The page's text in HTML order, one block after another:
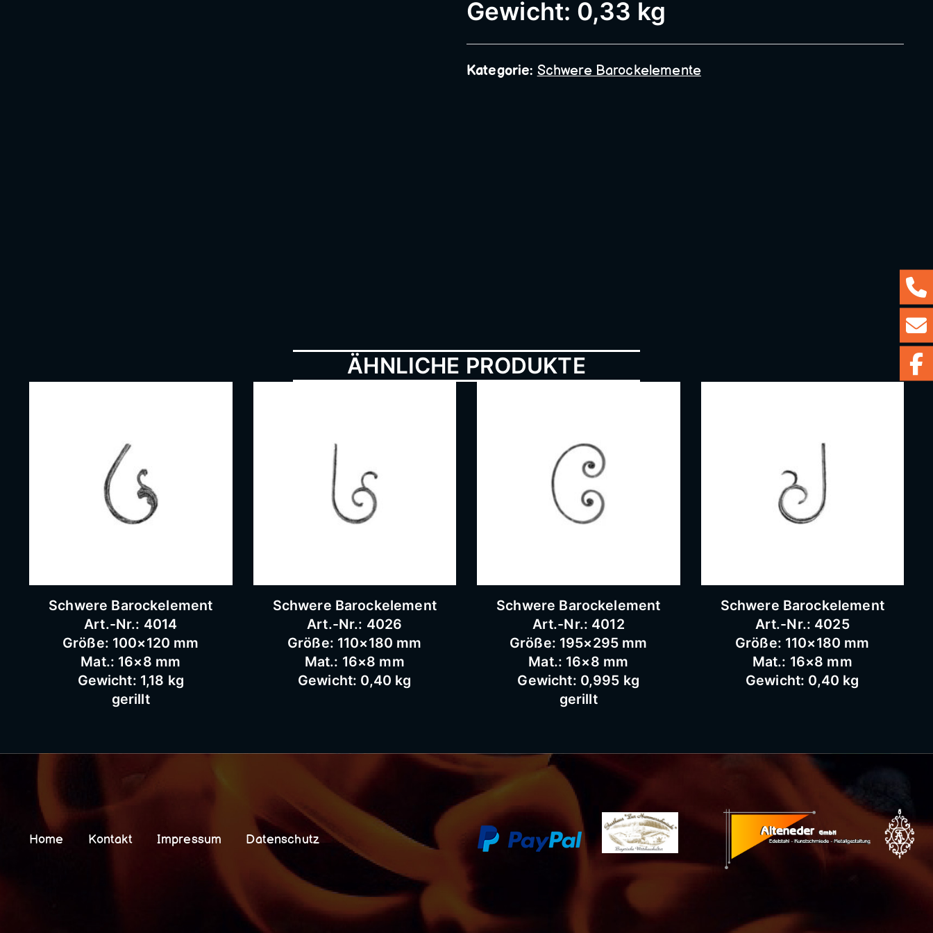
Bauschlosserei
Gewicht: 0,33 kg
Kategorie: Schwere Barockelemente
ÄHNLICHE PRODUKTE
Schwere Barockelement
Art.-Nr.: 4014
Größe: 100×120 mm
Mat.: 16×8 mm
Gewicht: 1,18 kg
gerillt
Schwere Barockelement
Art.-Nr.: 4026
Größe: 110×180 mm
Mat.: 16×8 mm
Gewicht: 0,40 kg
Schwere Barockelement
Art.-Nr.: 4012
Größe: 195×295 mm
Mat.: 16×8 mm
Gewicht: 0,995 kg
gerillt
Schwere Barockelement
Art.-Nr.: 4025
Größe: 110×180 mm
Mat.: 16×8 mm
Gewicht: 0,40 kg
Home Kontakt Impressum Datenschutz